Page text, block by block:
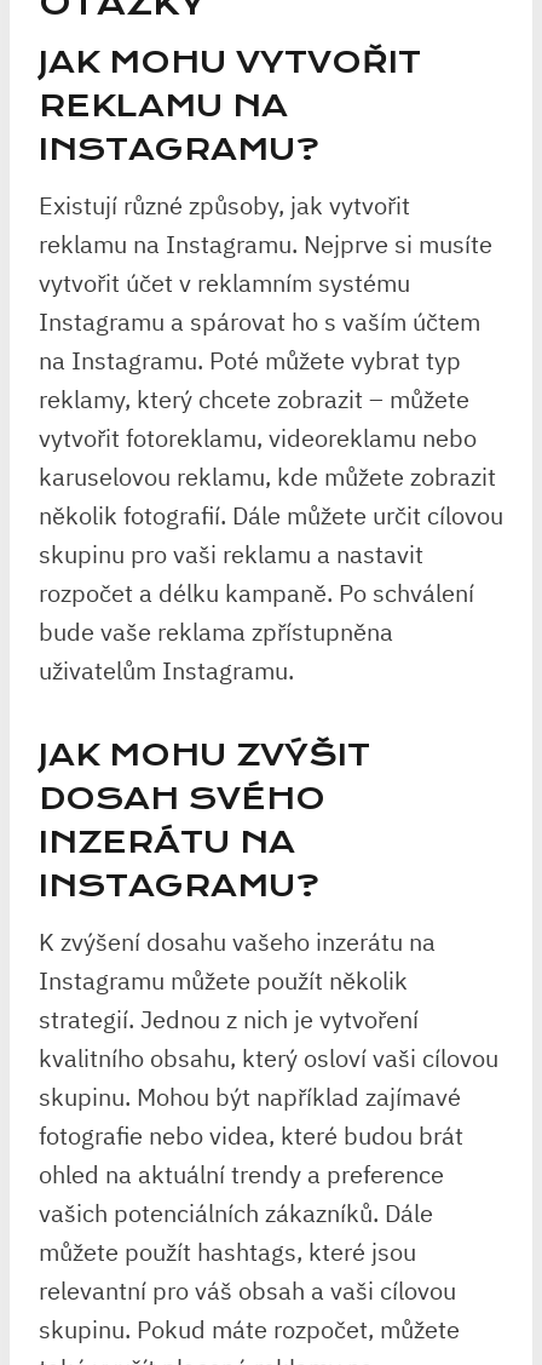
JAK MOHU VYTVOŘIT
REKLAMU NA
INSTAGRAMU?
Existují různé způsoby, jak vytvořit
reklamu na Instagramu. Nejprve si musíte
vytvořit účet v reklamním systému
Instagramu a spárovat ho s vaším účtem
na Instagramu. Poté můžete vybrat typ
reklamy, který chcete zobrazit – můžete
vytvořit fotoreklamu, videoreklamu nebo
karuselovou reklamu, kde můžete zobrazit
několik fotografií. Dále můžete určit cílovou
skupinu pro vaši reklamu a nastavit
rozpočet a délku kampaně. Po schválení
bude vaše reklama zpřístupněna
uživatelům Instagramu.
JAK MOHU ZVÝŠIT
DOSAH SVÉHO
INZERÁTU NA
INSTAGRAMU?
K zvýšení dosahu vašeho inzerátu na
Instagramu můžete použít několik
strategií. Jednou z nich je vytvoření
kvalitního obsahu, který osloví vaši cílovou
skupinu. Mohou být například zajímavé
fotografie nebo videa, které budou brát
ohled na aktuální trendy a preference
vašich potenciálních zákazníků. Dále
můžete použít hashtags, které jsou
relevantní pro váš obsah a vaši cílovou
skupinu. Pokud máte rozpočet, můžete